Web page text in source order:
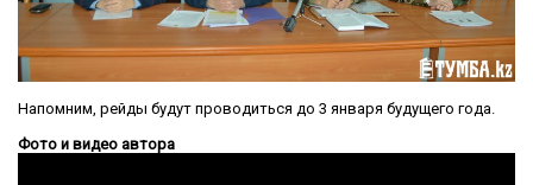
Напомним, рейды будут проводиться до 3 января будущего года.
Фото и видео автора